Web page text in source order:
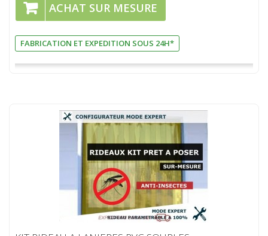
ACHAT SUR MESURE
FABRICATION ET EXPEDITION SOUS 24H*